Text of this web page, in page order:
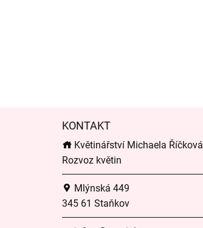
KONTAKT
Květinářství Michaela Říčková |
Rozvoz květin
Mlýnská 449
345 61 Staňkov